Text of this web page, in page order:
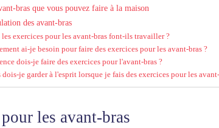
bras que vous pouvez faire à la maison
des avant-bras
les exercices pour les avant-bras font-ils travailler ?
ai-je besoin pour faire des exercices pour les avant-bras ?
dois-je faire des exercices pour l'avant-bras ?
je garder à l'esprit lorsque je fais des exercices pour les
les avant-bras